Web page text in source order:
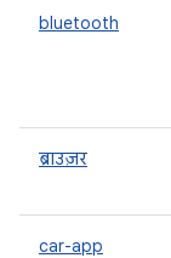
bluetooth
ब्राउज़र
car-app